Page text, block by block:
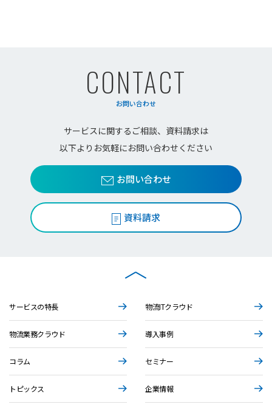
CONTACT
お問い合わせ
サービスに関するご相談、資料請求は
以下よりお気軽にお問い合わせください
お問い合わせ
資料請求
サービスの特長 物流ITクラウド
物流業務クラウド 導入事例
コラム セミナー
トピックス 企業情報